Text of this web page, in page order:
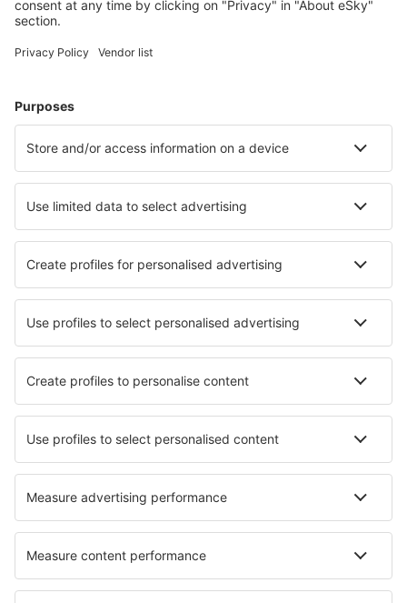
Nejvyhledávanější hotely uživateli eSky
Hotely v Kanadě - Oblíbená města
Hotely ve Vancouveru Hotely v Edmontonu (AB)
Hotely in Blue Mountains Hotely in Drumheller
Hotely in Piedmont
Nejlepší hotely - města
Hotely in Zahora Hotely in Lignerolles
Hotely North Elmham Hotely Jaunlutrini
Hotely in Orleans Hotely in Leinsweiler
Hotely in Bourron-Marlotte Hotely in Wan Li
Nejlepší hotely - regiony
Hotely v Národním parku Jasper
Hotely na Ostrově prince Edwarda